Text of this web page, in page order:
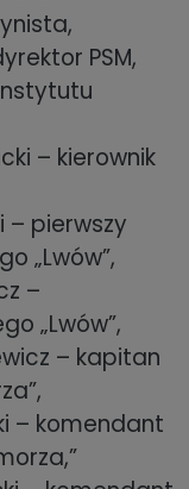
PSM,
– kierownik
– pierwszy
„Lwów”,
–
„Lwów”,
– kapitan
– komendant